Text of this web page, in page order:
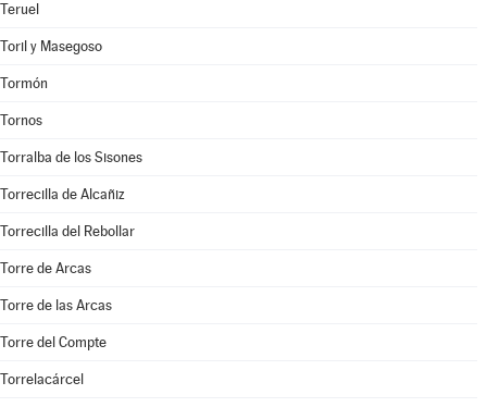
Teruel
Toril y Masegoso
Tormón
Tornos
Torralba de los Sisones
Torrecilla de Alcañiz
Torrecilla del Rebollar
Torre de Arcas
Torre de las Arcas
Torre del Compte
Torrelacárcel